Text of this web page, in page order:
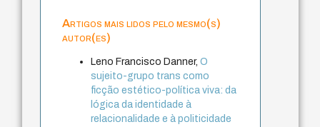
Artigos mais lidos pelo mesmo(s)
autor(es)
Leno Francisco Danner,O
sujeito-grupo trans como
ficção estético-política viva: da
lógica da identidade à
relacionalidade e à politicidade